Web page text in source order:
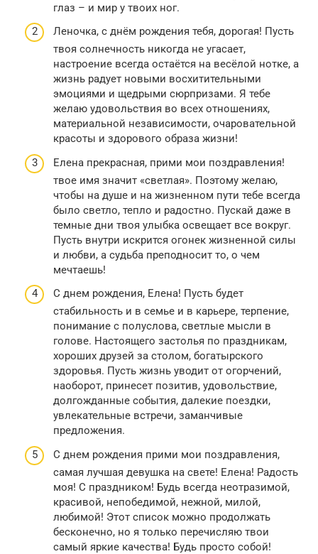
глаз – и мир у твоих ног.
Леночка, с днём рождения тебя, дорогая! Пусть
твоя солнечность никогда не угасает,
настроение всегда остаётся на весёлой нотке, а
жизнь радует новыми восхитительными
эмоциями и щедрыми сюрпризами. Я тебе
желаю удовольствия во всех отношениях,
материальной независимости, очаровательной
красоты и здорового образа жизни!
Елена прекрасная, прими мои поздравления!
твое имя значит «светлая». Поэтому желаю,
чтобы на душе и на жизненном пути тебе всегда
было светло, тепло и радостно. Пускай даже в
темные дни твоя улыбка освещает все вокруг.
Пусть внутри искрится огонек жизненной силы
и любви, а судьба преподносит то, о чем
мечтаешь!
С днем рождения, Елена! Пусть будет
стабильность и в семье и в карьере, терпение,
понимание с полуслова, светлые мысли в
голове. Настоящего застолья по праздникам,
хороших друзей за столом, богатырского
здоровья. Пусть жизнь уводит от огорчений,
наоборот, принесет позитив, удовольствие,
долгожданные события, далекие поездки,
увлекательные встречи, заманчивые
предложения.
С днем рождения прими мои поздравления,
самая лучшая девушка на свете! Елена! Радость
моя! С праздником! Будь всегда неотразимой,
красивой, непобедимой, нежной, милой,
любимой! Этот список можно продолжать
бесконечно, но я только перечисляю твои
самый яркие качества! Будь просто собой!